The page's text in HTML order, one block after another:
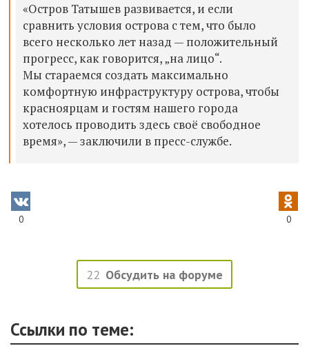
«Остров Татышев развивается, и если
сравнить условия острова с тем, что было
всего несколько лет назад — положительный
прогресс, как говорится, „на лицо“.
Мы стараемся создать максимально
комфортную инфраструктуру острова, чтобы
красноярцам и гостям нашего города
хотелось проводить здесь своё свободное
время», — заключили в пресс-службе.
0 0
22 Обсудить на форуме
Ссылки по теме: